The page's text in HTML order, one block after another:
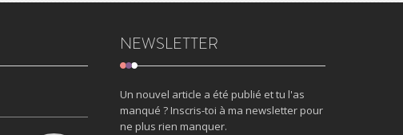
NEWSLETTER
Un nouvel article a été publié et tu l'as
manqué ? Inscris-toi à ma newsletter pour
ne plus rien manquer.